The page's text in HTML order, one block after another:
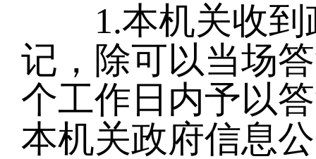
1.本机关收到
记，除可以当场
个工作日内予以
本机关政府信息